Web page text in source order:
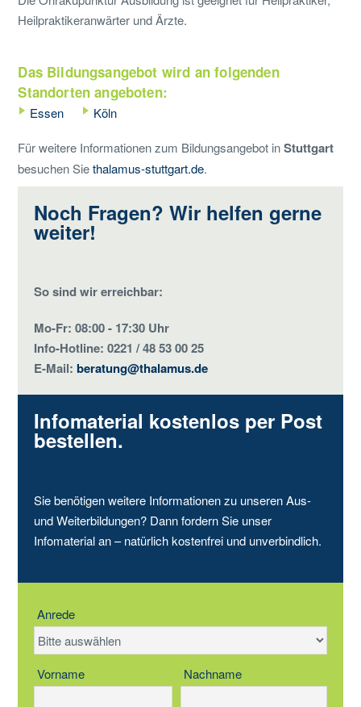
Heilpraktikeranwärter und Ärzte.
Das Bildungsangebot wird an folgenden
Standorten angeboten:
Essen Köln
Für weitere Informationen zum Bildungsangebot inStuttgart
besuchen Siethalamus-stuttgart.de.
Noch Fragen? Wir helfen gerne
weiter!
So sind wir erreichbar:
Mo-Fr: 08:00 - 17:30 Uhr
Info-Hotline: 0221 / 48 53 00 25
E-Mail:beratung@thalamus.de
Infomaterial kostenlos per Post
bestellen.
Sie benötigen weitere Informationen zu unseren Aus-
und Weiterbildungen? Dann fordern Sie unser
Infomaterial an – natürlich kostenfrei und unverbindlich.
Anrede
Vorname Nachname